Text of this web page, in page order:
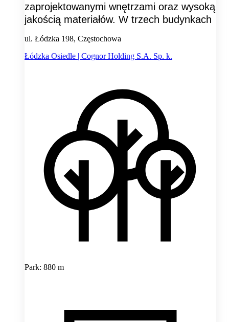
zaprojektowanymi wnętrzami oraz wysoką
jakością materiałów. W trzech budynkach
ul. Łódzka 198, Częstochowa
Łódzka Osiedle | Cognor Holding S.A. Sp. k.
Park: 880 m